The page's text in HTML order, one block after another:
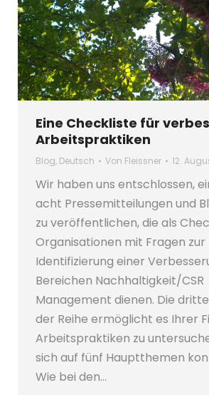
Eine Checkliste für
Arbeitspraktiken
Blog, Deutsch Von Fleissner 12.
Wir haben uns entschlossen,
acht Pressemitteilungen und
zu veröffentlichen, die als
Organisationen mit Fragen zur
Identifizierung einer
Bereichen Nachhaltigkeit/CSR
Management dienen. Die
der Reihe ermöglicht es Ihrer
Arbeitspraktiken zu
sich auf fünf Hauptthemen
Wie bei den…